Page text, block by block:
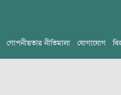
গোপনীয়তার নীতিমালা যোগাযোগ